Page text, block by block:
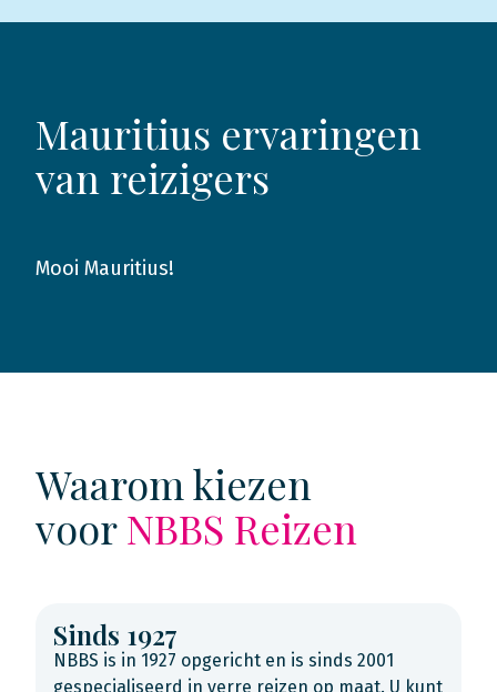
Mauritius ervaringen
van reizigers
2019
Mooi Mauritius!
Waarom kiezen
voorNBBS Reizen
Sinds 1927
NBBS is in 1927 opgericht en is sinds 2001
gespecialiseerd in verre reizen op maat. U kunt